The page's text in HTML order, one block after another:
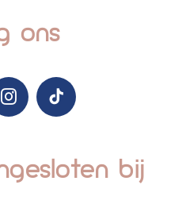
ons
bij